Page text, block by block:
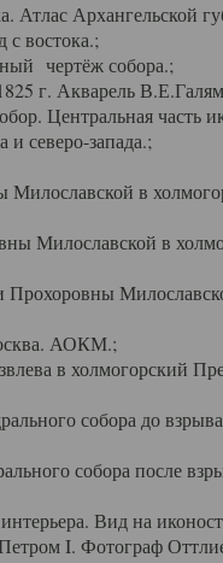
Атлас Архангельской
востока.;
чертёж собора.;
г. Акварель
Центральная часть
северо-запада.;
в
Милославской в
АОКМ.;
в холмогорский
собора до
собора после
Вид на
I. Фотограф